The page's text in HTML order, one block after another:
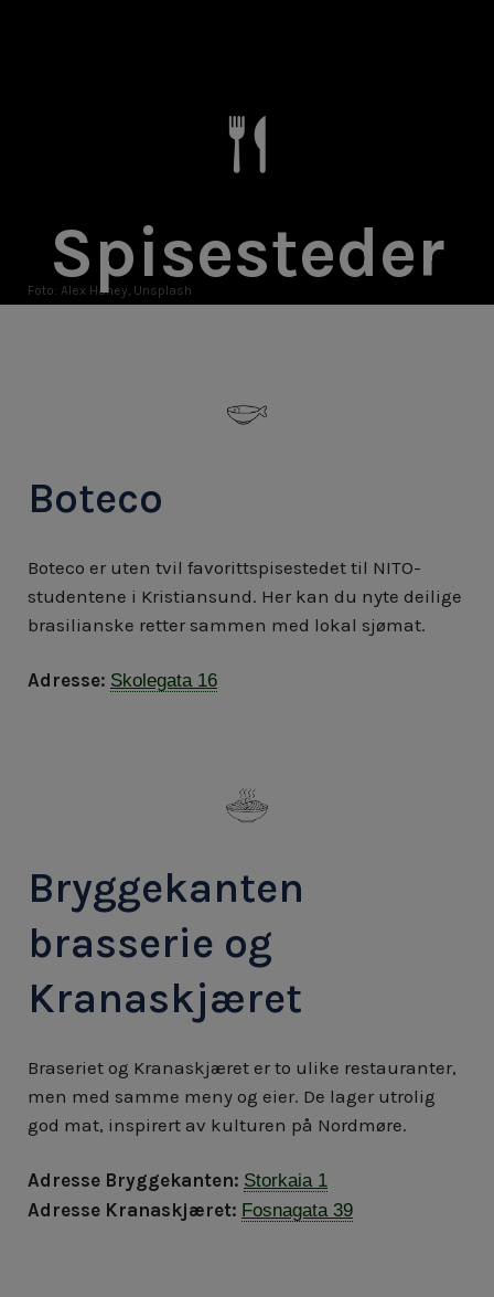
Spisesteder
Foto: Alex Haney, Unsplash
Boteco
Boteco er uten tvil favorittspisestedet til NITO-
studentene i Kristiansund. Her kan du nyte deilige
brasilianske retter sammen med lokal sjømat.
Adresse: Skolegata 16
Bryggekanten
brasserie og
Kranaskjæret
Braseriet og Kranaskjæret er to ulike restauranter,
men med samme meny og eier. De lager utrolig
god mat, inspirert av kulturen på Nordmøre.
Adresse Bryggekanten: Storkaia 1
Adresse Kranaskjæret: Fosnagata 39